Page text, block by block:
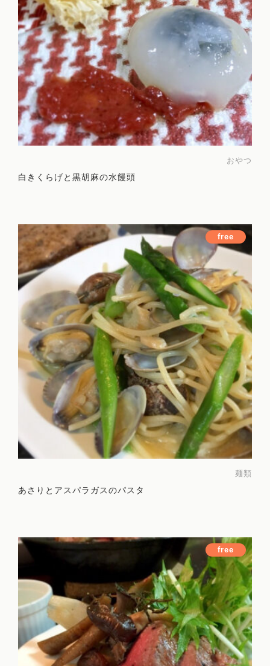
サービス
薬膳講座
オンラインコミュニティ
お料理レッスン
お問い合わせ
おやつ
白きくらげと黒胡麻の水饅頭
free
麺類
あさりとアスパラガスのパスタ
free